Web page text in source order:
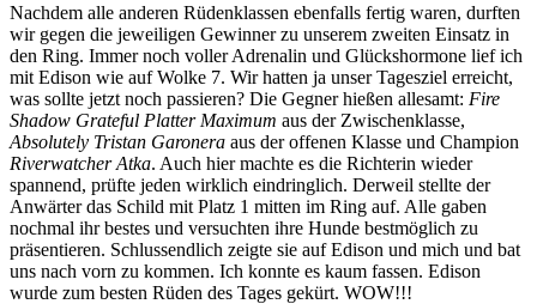
Nachdem alle anderen Rüdenklassen ebenfalls fertig waren, durften
wir gegen die jeweiligen Gewinner zu unserem zweiten Einsatz in
den Ring. Immer noch voller Adrenalin und Glückshormone lief ich
mit Edison wie auf Wolke 7. Wir hatten ja unser Tagesziel erreicht,
was sollte jetzt noch passieren? Die Gegner hießen allesamt: Fire
Shadow Grateful Platter Maximum aus der Zwischenklasse,
Absolutely Tristan Garonera aus der offenen Klasse und Champion
Riverwatcher Atka. Auch hier machte es die Richterin wieder
spannend, prüfte jeden wirklich eindringlich. Derweil stellte der
Anwärter das Schild mit Platz 1 mitten im Ring auf. Alle gaben
nochmal ihr bestes und versuchten ihre Hunde bestmöglich zu
präsentieren. Schlussendlich zeigte sie auf Edison und mich und bat
uns nach vorn zu kommen. Ich konnte es kaum fassen. Edison
wurde zum besten Rüden des Tages gekürt. WOW!!!